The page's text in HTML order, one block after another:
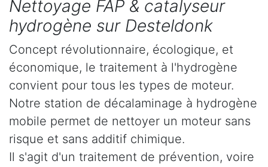
Nettoyage FAP & catalyseur
hydrogène sur Desteldonk
Concept révolutionnaire, écologique, et
économique, le traitement à l'hydrogène
convient pour tous les types de moteur.
Notre station de décalaminage à hydrogène
mobile permet de nettoyer un moteur sans
risque et sans additif chimique.
Il s'agit d'un traitement de prévention, voire